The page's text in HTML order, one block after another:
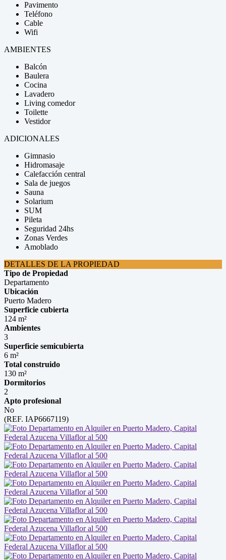
Pavimento
Teléfono
Cable
Wifi
AMBIENTES
Balcón
Baulera
Cocina
Lavadero
Living comedor
Toilette
Vestidor
ADICIONALES
Gimnasio
Hidromasaje
Calefacción central
Sala de juegos
Sauna
Solarium
SUM
Pileta
Seguridad 24hs
Zonas Verdes
Amoblado
DETALLES DE LA PROPIEDAD
Tipo de Propiedad
Departamento
Ubicación
Puerto Madero
Superficie cubierta
124 m²
Ambientes
3
Superficie semicubierta
6 m²
Total construido
130 m²
Dormitorios
2
Apto profesional
No
(REF. IAP6667119)